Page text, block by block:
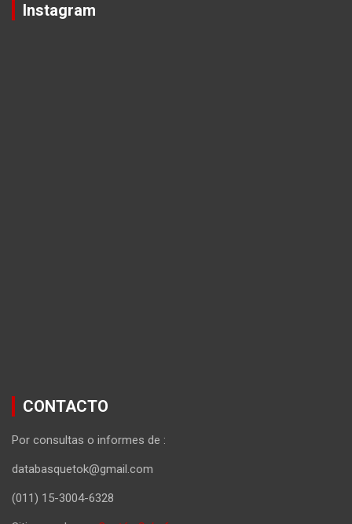
Instagram
CONTACTO
Por consultas o informes de :
databasquetok@gmail.com
(011) 15-3004-6328